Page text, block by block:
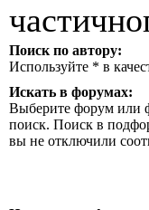
Поиск по автору:
Используйте * в
Искать в форумах:
Выберите форум или
поиск. Поиск в
вы не отключили